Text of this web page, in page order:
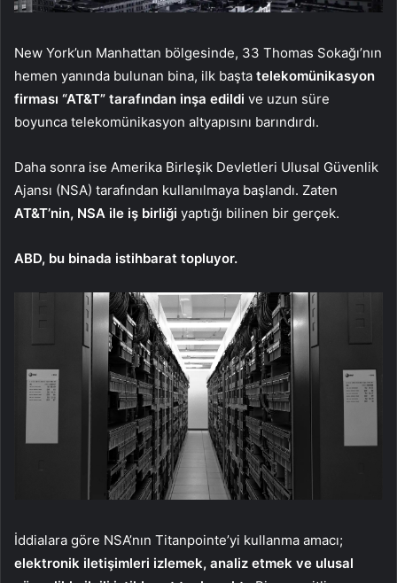
New York’un Manhattan bölgesinde, 33 Thomas Sokağı’nın
hemen yanında bulunan bina, ilk başta telekomünikasyon
firması “AT&T” tarafından inşa edildi ve uzun süre
boyunca telekomünikasyon altyapısını barındırdı.
Daha sonra ise Amerika Birleşik Devletleri Ulusal Güvenlik
Ajansı (NSA) tarafından kullanılmaya başlandı. Zaten
AT&T’nin, NSA ile iş birliği yaptığı bilinen bir gerçek.
ABD, bu binada istihbarat topluyor.
İddialara göre NSA’nın Titanpointe’yi kullanma amacı;
elektronik iletişimleri izlemek, analiz etmek ve ulusal